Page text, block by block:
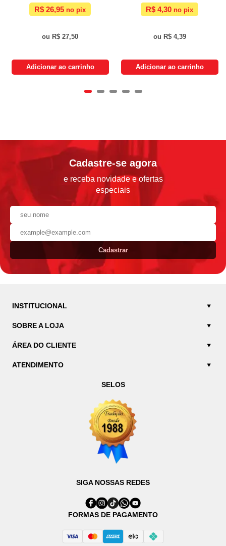
R$ 26,95
R$ 27,50
Adicionar ao carrinho
R$ 4,30
R$ 4,39
Adicionar ao carrinho
Cadastre-se agora
e receba novidade e ofertas
especiais
Cadastrar
INSTITUCIONAL
SOBRE A LOJA
ÁREA DO CLIENTE
ATENDIMENTO
SELOS
SIGA NOSSAS REDES
FORMAS DE PAGAMENTO